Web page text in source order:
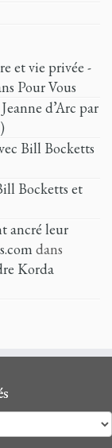
et vie privée -
Pour Vous
d’Arc par
Bill Bocketts
Bocketts et
ancré leur
dans
Korda